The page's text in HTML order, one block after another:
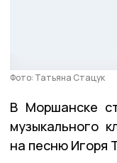
Фото: Татьяна Стацук
В Моршанске
музыкального
на песню Игоря